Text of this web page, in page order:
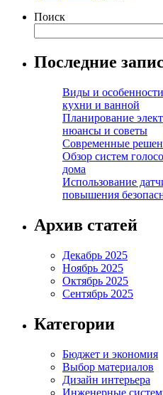
Поиск
Последние
Виды и
кухни и ванной
Планирование
нюансы и советы
Современные
Обзор систем
дома
Использование
повышения
Архив статей
Декабрь 2025
Ноябрь 2025
Октябрь 2025
Сентябрь 2025
Категории
Бюджет и экономия
Выбор материалов
Дизайн интерьера
Инженерные